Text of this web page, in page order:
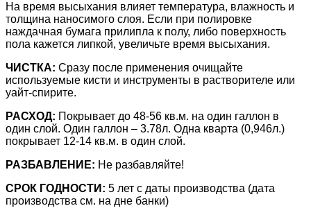
На время высыхания влияет температура, влажность и
толщина наносимого слоя. Если при полировке
наждачная бумага прилипла к полу, либо поверхность
пола кажется липкой, увеличьте время высыхания.
ЧИСТКА: Сразу после применения очищайте
используемые кисти и инструменты в растворителе или
уайт-спирите.
РАСХОД: Покрывает до 48-56 кв.м. на один галлон в
один слой. Один галлон – 3.78л. Одна кварта (0,946л.)
покрывает 12-14 кв.м. в один слой.
РАЗБАВЛЕНИЕ: Не разбавляйте!
СРОК ГОДНОСТИ: 5 лет с даты производства (дата
производства см. на дне банки)